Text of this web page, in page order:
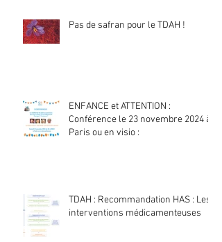
Pas de safran pour le TDAH !
ENFANCE et ATTENTION :
Conférence le 23 novembre 2024 à
Paris ou en visio :
TDAH : Recommandation HAS : Les
interventions médicamenteuses